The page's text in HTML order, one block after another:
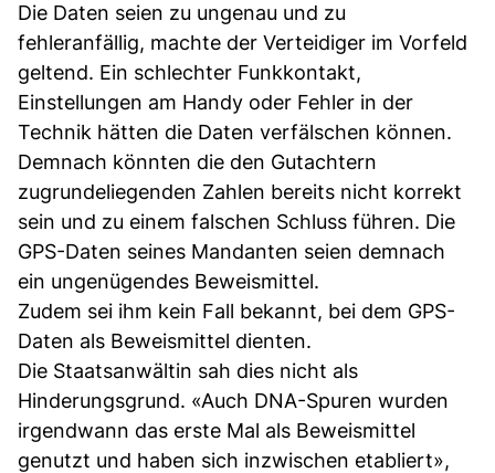
Die Daten seien zu ungenau und zu
fehleranfällig, machte der Verteidiger im Vorfeld
geltend. Ein schlechter Funkkontakt,
Einstellungen am Handy oder Fehler in der
Technik hätten die Daten verfälschen können.
Demnach könnten die den Gutachtern
zugrundeliegenden Zahlen bereits nicht korrekt
sein und zu einem falschen Schluss führen. Die
GPS-Daten seines Mandanten seien demnach
ein ungenügendes Beweismittel.
Zudem sei ihm kein Fall bekannt, bei dem GPS-
Daten als Beweismittel dienten.
Die Staatsanwältin sah dies nicht als
Hinderungsgrund. «Auch DNA-Spuren wurden
irgendwann das erste Mal als Beweismittel
genutzt und haben sich inzwischen etabliert»,